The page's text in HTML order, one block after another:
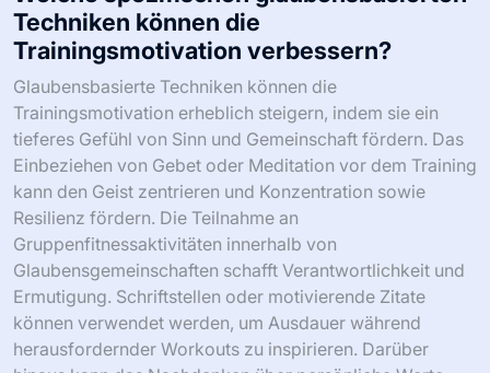
Techniken können die
Trainingsmotivation verbessern?
Glaubensbasierte Techniken können die
Trainingsmotivation erheblich steigern, indem sie ein
tieferes Gefühl von Sinn und Gemeinschaft fördern. Das
Einbeziehen von Gebet oder Meditation vor dem Training
kann den Geist zentrieren und Konzentration sowie
Resilienz fördern. Die Teilnahme an
Gruppenfitnessaktivitäten innerhalb von
Glaubensgemeinschaften schafft Verantwortlichkeit und
Ermutigung. Schriftstellen oder motivierende Zitate
können verwendet werden, um Ausdauer während
herausfordernder Workouts zu inspirieren. Darüber